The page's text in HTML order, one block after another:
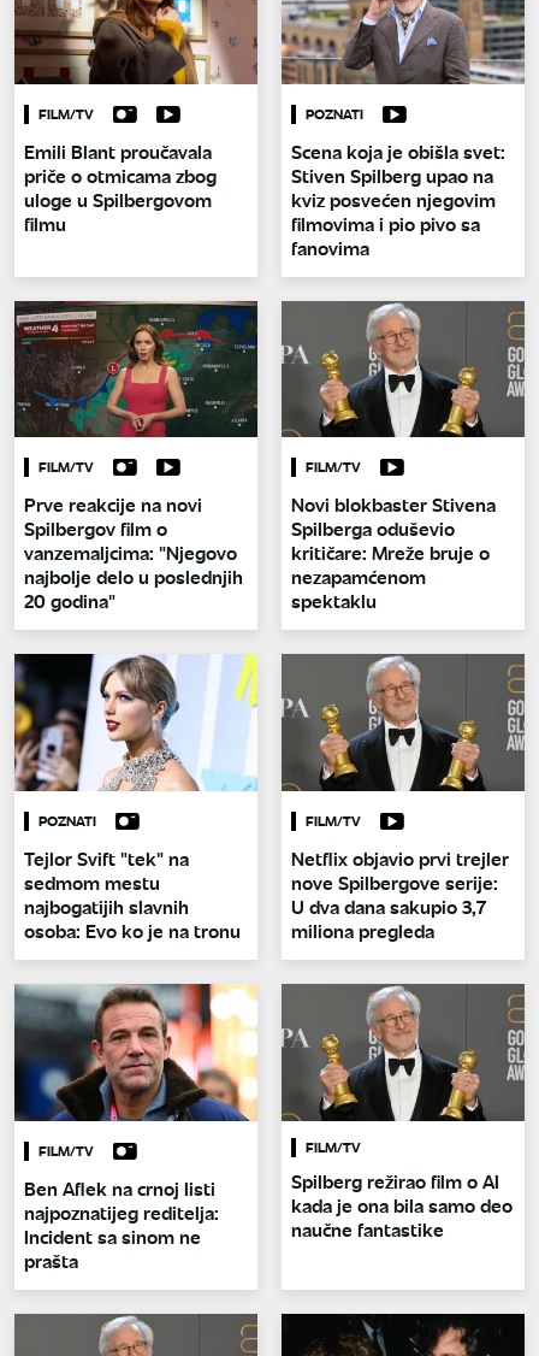
FILM/TV
Emili Blant proučavala
priče o otmicama zbog
uloge u Spilbergovom
filmu
POZNATI
Scena koja je obišla svet:
Stiven Spilberg upao na
kviz posvećen njegovim
filmovima i pio pivo sa
fanovima
FILM/TV
Prve reakcije na novi
Spilbergov film o
vanzemaljcima: "Njegovo
najbolje delo u poslednjih
20 godina"
FILM/TV
Novi blokbaster Stivena
Spilberga oduševio
kritičare: Mreže bruje o
nezapamćenom
spektaklu
POZNATI
Tejlor Svift "tek" na
sedmom mestu
najbogatijih slavnih
osoba: Evo ko je na tronu
FILM/TV
Netflix objavio prvi trejler
nove Spilbergove serije:
U dva dana sakupio 3,7
miliona pregleda
FILM/TV
Ben Aflek na crnoj listi
najpoznatijeg reditelja:
Incident sa sinom ne
prašta
FILM/TV
Spilberg režirao film o AI
kada je ona bila samo deo
naučne fantastike